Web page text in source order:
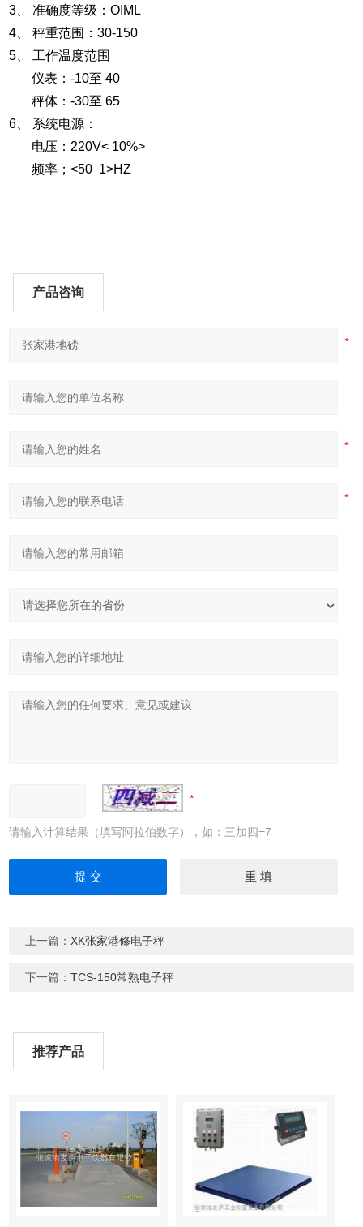
3、 准确度等级：OIML
4、 秤重范围：30-150
5、 工作温度范围
仪表：-10至 40
秤体：-30至 65
6、 系统电源：
电压：220V< 10%>
频率；<50 1>HZ
产品咨询
请输入计算结果（填写阿拉伯数字），如：三加四=7
上一篇： XK张家港修电子秤
下一篇：TCS-150常熟电子秤
推荐产品